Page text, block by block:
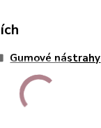
Gumové nástrahy